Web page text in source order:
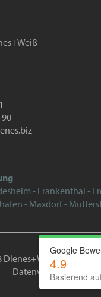
- Frankenthal -
- Maxdorf -
Dienes+Weiß |Impressum
Datenverarbeitung
Google
4.9
Basierend